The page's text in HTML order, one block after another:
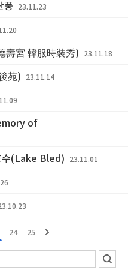
풍 23.11.23
壽宮 韓服時裝秀) 23.11.18
苑) 23.11.14
of
수(Lake Bled) 23.11.01
24 25